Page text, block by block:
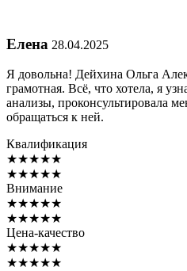
Елена 28.04.2025
Я довольна! Дейхина Ольга
грамотная. Всё, что хотела, я
анализы, проконсультировала
обращаться к ней.
Квалификация
★★★★★
★★★★★
Внимание
★★★★★
★★★★★
Цена-качество
★★★★★
★★★★★